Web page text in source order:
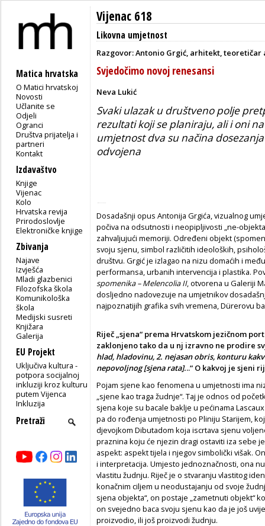
Matica hrvatska
O Matici hrvatskoj
Novosti
Učlanite se
Odjeli
Ogranci
Društva prijatelja i
partneri
Kontakt
Izdavaštvo
Knjige
Vijenac
Kolo
Hrvatska revija
Prirodoslovlje
Elektroničke knjige
Zbivanja
Najave
Izvješća
Mladi glazbenici
Filozofska škola
Komunikološka
škola
Medijski susreti
Knjižara
Galerija
EU Projekt
Uključiva kultura -
potpora socijalnoj
inkluziji kroz kulturu
putem Vijenca
Inkluzija
Vijenac 618
Likovna umjetnost
Razgovor: Antonio Grgić, arhitekt,
Svjedočimo novoj renesansi
Neva Lukić
Svaki ulazak u društveno polje
rezultati koji se planiraju, ali i oni
umjetnost dva su načina
odvojena
Dosadašnji opus Antonija Grgića, vizualnog
počiva na odsutnosti i neopipljivosti „ne-
zahvaljujući memoriji. Određeni objekt
svoju sjenu, simbol različitih ideoloških,
društvu. Grgić je izlagao na nizu domaćih i
performansa, urbanih intervencija i plastika.
spomenika – Melencolia II, otvorena u Galeriji
dosljedno nadovezuje na umjetnikov
najpoznatijih grafika svih vremena, Dürerovu
Riječ „sjena“ prema Hrvatskom jezičnom
zaklonjeno tako da u nj izravno ne prodire
hlad, hladovinu, 2. nejasan obris, konturu
nepovoljnog [sjena rata]...“ O kakvoj je sjeni
Pojam sjene kao fenomena u umjetnosti ima
„sjene kao traga žudnje“. Taj je odnos od
sjena koje su bacale baklje u pećinama
pa do rođenja umjetnosti po Pliniju Starijem,
djevojkom Dibutadom koja iscrtava sjenu
praznina koju će njezin dragi ostaviti iza sebe
aspekt: aspekt tijela i njegov simbolički višak.
i interpretacija. Umjesto jednoznačnosti, ona
vlastitu žudnju. Riječ je o stvaranju vlastitog
konačnim ciljem u neodustajanju od svoje
sjena objekta“, on postaje „zametnuti objekt“
on svejedno baca svoju sjenu kao da je još
proizvodio, ili još proizvodi žudnju.